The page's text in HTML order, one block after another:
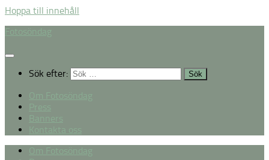
Hoppa till innehåll
Fotosöndag
Sök efter:
Om Fotosöndag
Press
Banners
Kontakta oss
Om Fotosöndag